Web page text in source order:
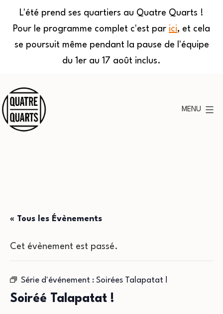
L'été prend ses quartiers au Quatre Quarts !
Pour le programme complet c'est par ici, et cela
se poursuit même pendant la pause de l'équipe
du 1er au 17 août inclus.
au
contenu
MENU
« Tous les Évènements
Cet évènement est passé.
Série d'événement : Soirées Talapatat !
Soiréé Talapatat !